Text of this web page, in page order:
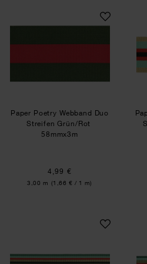
Paper Poetry
Paper Poetry Webband Duo
Streifen Grün/Rot
58mmx3m
4,99 €
Inhalt:
3,00 m (1,66 € / 1 m)
Paper Poetry